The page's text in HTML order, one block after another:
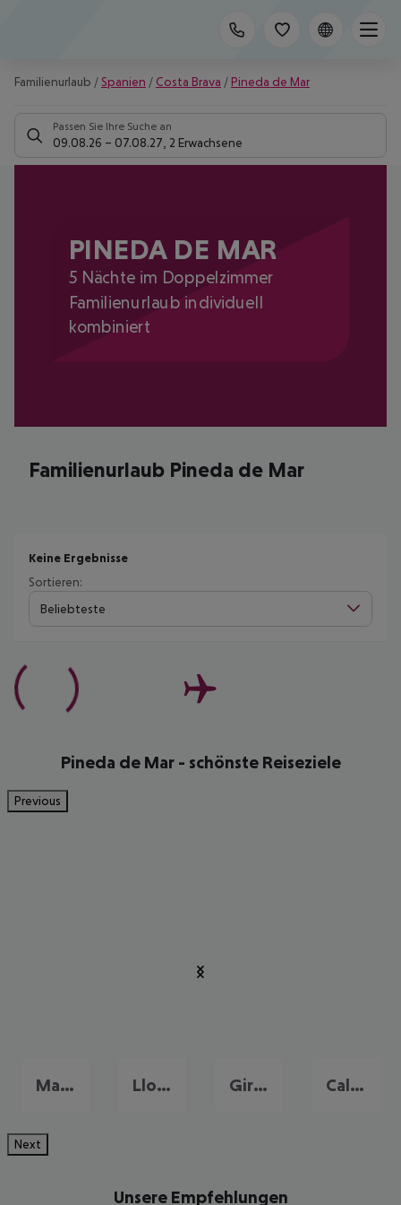
Familienurlaub / Spanien / Costa Brava / Pineda de Mar
Passen Sie Ihre Suche an
09.08.26 – 07.08.27 2 Erwachsene
PINEDA DE MAR
5 Nächte im Doppelzimmer
Familienurlaub individuell
kombiniert
Familienurlaub Pineda de Mar
Keine Ergebnisse
Sortieren:
Beliebteste
Pineda de Mar - schönste Reiseziele
Previous
Malgrat de Mar Lloret de Mar Girona Calella
Next
Unsere Empfehlungen